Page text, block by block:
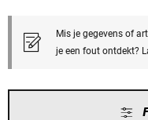
Mis je gegevens of
je een fout ontdekt?